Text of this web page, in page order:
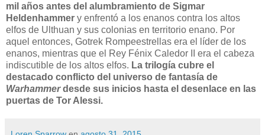
mil años antes del alumbramiento de Sigmar
Heldenhammer y enfrentó a los enanos contra los altos
elfos de Ulthuan y sus colonias en territorio enano. Por
aquel entonces, Gotrek Rompeestrellas era el líder de los
enanos, mientras que el Rey Fénix Caledor II era el cabeza
indiscutible de los altos elfos. La trilogía cubre el
destacado conflicto del universo de fantasía de
Warhammerdesde sus inicios hasta el desenlace en las
puertas de Tor Alessi.